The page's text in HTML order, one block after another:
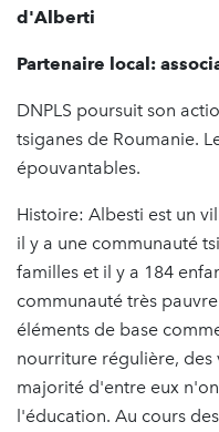
d'Alberti
Partenaire local:
DNPLS poursuit son
tsiganes de Roumanie.
épouvantables.
Histoire: Albesti est un
il y a une communauté
familles et il y a 184
communauté très
éléments de base
nourriture régulière, des
majorité d'entre eux
l'éducation. Au cours